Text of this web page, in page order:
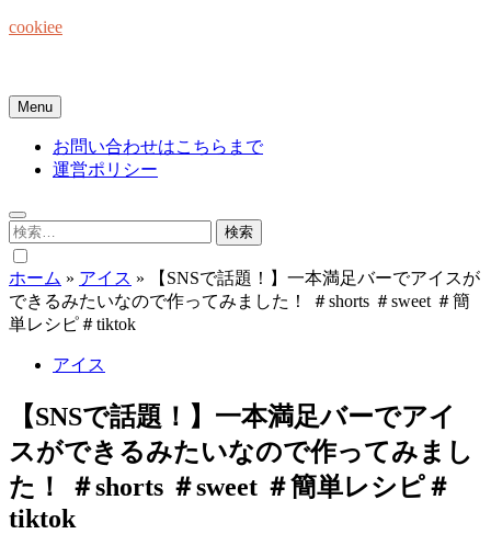
Skip
cookiee
Menu
お問い合わせはこちらまで
運営ポリシー
検
索:
ホーム » アイス »
【SNSで話題！】一本満足バーでアイスが
できるみたいなので作ってみました！ ＃shorts ＃sweet ＃簡
単レシピ＃tiktok
アイス
【SNSで話題！】一本満足バーでアイ
スができるみたいなので作ってみまし
た！ ＃shorts ＃sweet ＃簡単レシピ＃
tiktok